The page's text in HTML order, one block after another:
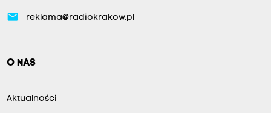
email reklama@radiokrakow.pl
O NAS
Aktualności